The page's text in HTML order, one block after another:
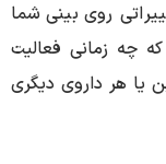
روی بینی شما
چه زمانی فعالیت
یا هر داروی دیگری